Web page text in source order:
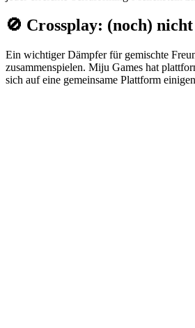
🚫 Crossplay: (noch)
Ein wichtiger Dämpfer für gemischte
zusammenspielen. Miju Games hat
sich auf eine gemeinsame Plattform